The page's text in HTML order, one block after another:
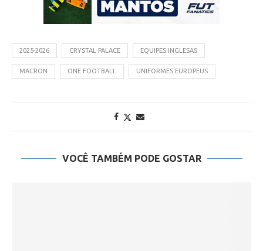
2025-2026 CRYSTAL PALACE EQUIPES INGLESAS
MACRON ONE FOOTBALL UNIFORMES EUROPEUS
VOCÊ TAMBÉM PODE GOSTAR